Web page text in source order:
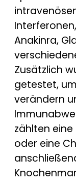
Anakinra,
Zusätzlich
getestet,
verändern
zählten
oder eine